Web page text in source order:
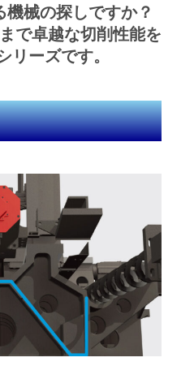
械の探しですか？
で卓越な切削性能を
ーズです。